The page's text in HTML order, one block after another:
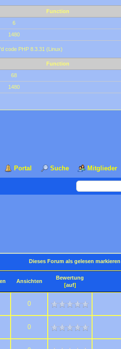
Function
6
1480
code PHP 8.3.31 (Linux)
Function
68
1480
Portal Suche Mitglieder
Dieses Forum als gelesen markieren
Ansichten
Bewertung
[auf]
0
0